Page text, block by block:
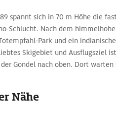
spannt sich in 70 m Höhe die
Schlucht. Nach dem
Park und ein
Skigebiet und Ausflugsziel
Gondel nach oben. Dort
Nähe